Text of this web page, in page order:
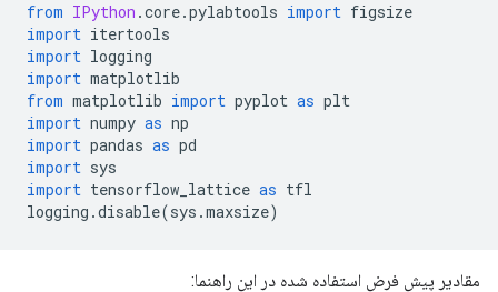
from IPython .core.pylabtools import figsize
import itertools
import logging
import matplotlib
from matplotlib import pyplot as plt
import numpy as np
import pandas as pd
import sys
import tensorflow_lattice as tfl
logging .disable(sys .maxsize)
مقادیر پیش فرض استفاده شده در این راهنما: